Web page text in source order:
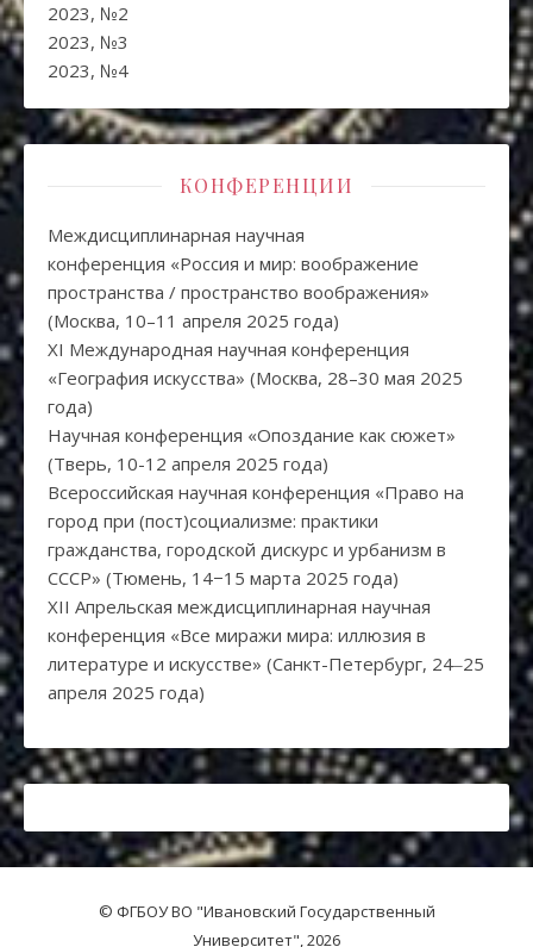
2023, №2
2023, №3
2023, №4
КОНФЕРЕНЦИИ
Междисциплинарная научная
конференция «Россия и мир: воображение
пространства / пространство воображения»
(Москва, 10–11 апреля 2025 года)
XI Международная научная конференция
«География искусства» (Москва, 28–30 мая 2025
года)
Научная конференция «Опоздание как сюжет»
(Тверь, 10-12 апреля 2025 года)
Всероссийская научная конференция «Право на
город при (пост)социализме: практики
гражданства, городской дискурс и урбанизм в
СССР» (Тюмень, 14−15 марта 2025 года)
XII Апрельская междисциплинарная научная
конференция «Все миражи мира: иллюзия в
литературе и искусстве» (Санкт-Петербург, 24‒25
апреля 2025 года)
© ФГБОУ ВО "Ивановский Государственный
Университет", 2026